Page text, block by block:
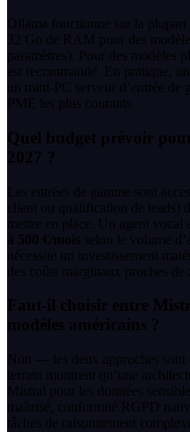
Ollama fonctionne sur la plupart
32 Go de RAM pour des
paramètres). Pour des modèles
est recommandé. En pratique,
un mini-PC serveur d’entrée de
PME les plus courants.
Quel budget prévoir
2027 ?
Les entrées de gamme sont
client ou qualification de leads)
mettre en place. Un agent vocal
à 500 €/mois selon le volume
nécessite un investissement
des coûts marginaux proches de
Faut-il choisir entre
modèles américains ?
Non — les deux approches sont
terrain montrent qu’une
Mistral pour les données
maîtrisé, conformité RGPD
tâches de raisonnement